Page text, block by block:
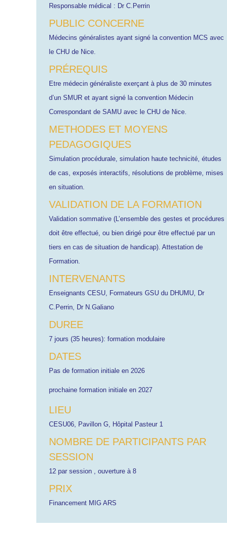
Responsable médical : Dr C.Perrin
PUBLIC CONCERNE
Médecins généralistes ayant signé la convention MCS avec
le CHU de Nice.
PRÉREQUIS
Etre médecin généraliste exerçant à plus de 30 minutes
d’un SMUR et ayant signé la convention Médecin
Correspondant de SAMU avec le CHU de Nice.
METHODES ET MOYENS
PEDAGOGIQUES
Simulation procédurale, simulation haute technicité, études
de cas, exposés interactifs, résolutions de problème, mises
en situation.
VALIDATION DE LA FORMATION
Validation sommative (L’ensemble des gestes et procédures
doit être effectué, ou bien dirigé pour être effectué par un
tiers en cas de situation de handicap). Attestation de
Formation.
INTERVENANTS
Enseignants CESU, Formateurs GSU du DHUMU, Dr
C.Perrin, Dr N.Galiano
DUREE
7 jours (35 heures): formation modulaire
DATES
Pas de formation initiale en 2026
prochaine formation initiale en 2027
LIEU
CESU06, Pavillon G, Hôpital Pasteur 1
NOMBRE DE PARTICIPANTS PAR
SESSION
12 par session , ouverture à 8
PRIX
Financement MIG ARS